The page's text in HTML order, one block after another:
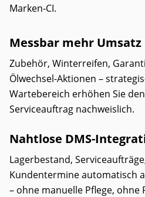
Marken-CI.
Messbar mehr Umsatz
Zubehör, Winterreifen,
Ölwechsel-Aktionen –
Wartebereich erhöhen Sie
Serviceauftrag nachweislich.
Nahtlose DMS-
Lagerbestand,
Kundentermine automatisch
– ohne manuelle Pflege, ohne